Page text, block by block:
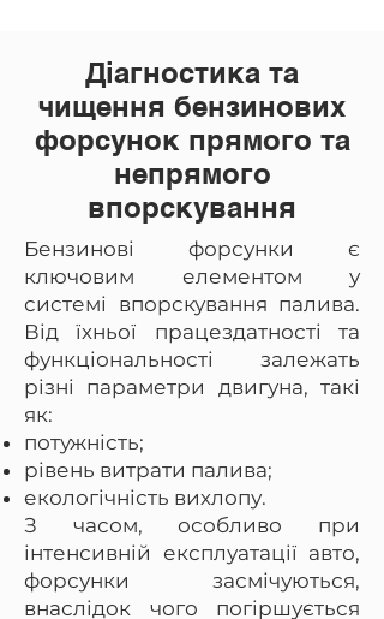
Діагностика та
чищення бензинових
форсунок прямого та
непрямого
впорскування
Бензинові форсунки є
ключовим елементом у
системі впорскування палива.
Від їхньої працездатності та
функціональності залежать
різні параметри двигуна, такі
як:
потужність;
рівень витрати палива;
екологічність вихлопу.
З часом, особливо при
інтенсивній експлуатації авто,
форсунки засмічуються,
внаслідок чого погіршується